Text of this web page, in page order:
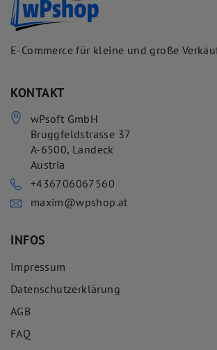
E-Commerce für kleine und große
KONTAKT
wPsoft GmbH
Bruggfeldstrasse 37
A-6500, Landeck
Austria
+436706067560
maxim@wpshop.at
INFOS
Impressum
Datenschutzerklärung
AGB
FAQ